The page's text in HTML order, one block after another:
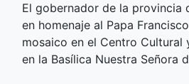
El gobernador de la provincia
en homenaje al Papa
mosaico en el Centro Cultural
en la Basílica Nuestra Señora